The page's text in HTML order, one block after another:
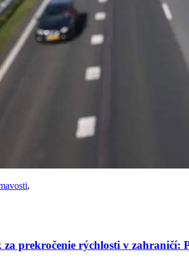
,
prekročenie rýchlosti v zahraničí: